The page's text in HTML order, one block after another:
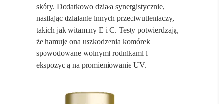
skóry. Dodatkowo działa synergistycznie,
nasilając działanie innych przeciwutleniaczy,
takich jak witaminy E i C. Testy potwierdzają,
że hamuje ona uszkodzenia komórek
spowodowane wolnymi rodnikami i
ekspozycją na promieniowanie UV.